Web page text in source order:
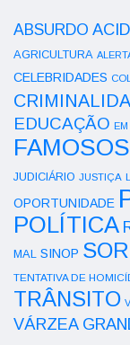
ABSURDO
AGRICULTURA
CELEBRIDADES
EDUCAÇÃO
FAMOSOS
JUDICIÁRIO JUSTIÇA
OPORTUNIDADE
POLÍTICA
MAL SINOP
TENTATIVA DE
TRÂNSITO
VÁRZEA